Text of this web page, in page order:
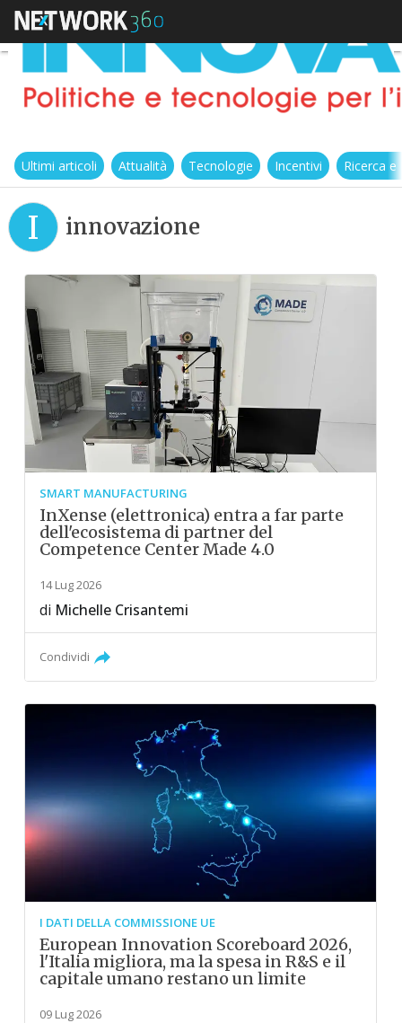
Ultimi articoli Attualità Tecnologie Incentivi Ricerca
I innovazione
SMART MANUFACTURING
InXense (elettronica) entra a far parte
dell'ecosistema di partner del
Competence Center Made 4.0
14 Lug 2026
di Michelle Crisantemi
Condividi
I DATI DELLA COMMISSIONE UE
European Innovation Scoreboard 2026,
l'Italia migliora, ma la spesa in R&S e il
capitale umano restano un limite
09 Lug 2026